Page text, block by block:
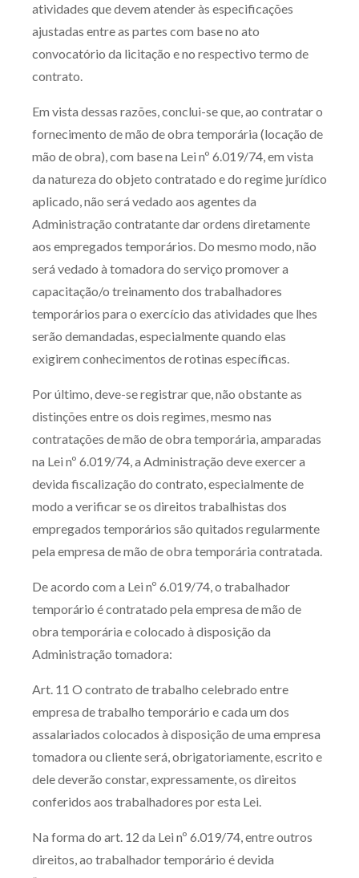
atividades que devem atender às especificações
ajustadas entre as partes com base no ato
convocatório da licitação e no respectivo termo de
contrato.
Em vista dessas razões, conclui-se que, ao contratar o
fornecimento de mão de obra temporária (locação de
mão de obra), com base na Lei nº 6.019/74, em vista
da natureza do objeto contratado e do regime jurídico
aplicado, não será vedado aos agentes da
Administração contratante dar ordens diretamente
aos empregados temporários. Do mesmo modo, não
será vedado à tomadora do serviço promover a
capacitação/o treinamento dos trabalhadores
temporários para o exercício das atividades que lhes
serão demandadas, especialmente quando elas
exigirem conhecimentos de rotinas específicas.
Por último, deve-se registrar que, não obstante as
distinções entre os dois regimes, mesmo nas
contratações de mão de obra temporária, amparadas
na Lei nº 6.019/74, a Administração deve exercer a
devida fiscalização do contrato, especialmente de
modo a verificar se os direitos trabalhistas dos
empregados temporários são quitados regularmente
pela empresa de mão de obra temporária contratada.
De acordo com a Lei nº 6.019/74, o trabalhador
temporário é contratado pela empresa de mão de
obra temporária e colocado à disposição da
Administração tomadora:
Art. 11 O contrato de trabalho celebrado entre
empresa de trabalho temporário e cada um dos
assalariados colocados à disposição de uma empresa
tomadora ou cliente será, obrigatoriamente, escrito e
dele deverão constar, expressamente, os direitos
conferidos aos trabalhadores por esta Lei.
Na forma do art. 12 da Lei nº 6.019/74, entre outros
direitos, ao trabalhador temporário é devida